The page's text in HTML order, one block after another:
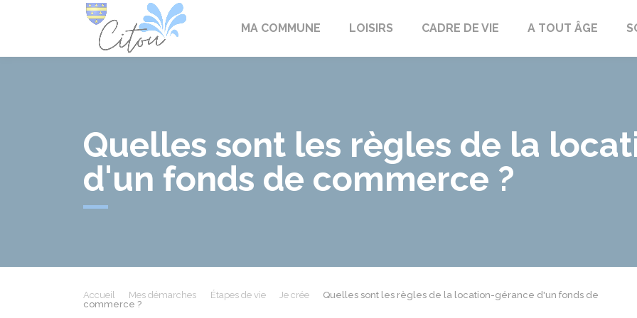
MA COMMUNE LOISIRS CADRE DE VIE A TOUT ÂGE
Quelles sont les règles de la
d'un fonds de commerce ?
Accueil Mes démarches Étapes de vie Je crée
Quelles sont les règles de la location-gérance d'un fonds de
commerce ?